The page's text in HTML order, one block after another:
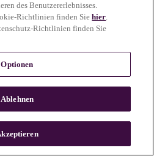
des Benutzererlebnisses.
Richtlinien finden Siehier.
Richtlinien finden Sie
Optionen
Ablehnen